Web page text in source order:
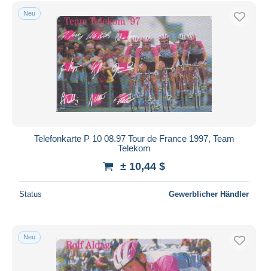
Neu
Telefonkarte P 10 08.97 Tour de France 1997, Team
Telekom
± 10,44 $
Status Gewerblicher Händler
Neu